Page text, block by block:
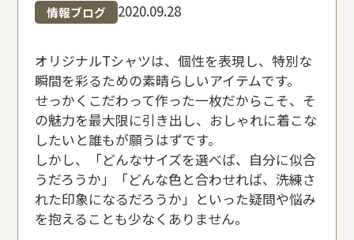
情報ブログ 2020.09.28
オリジナルTシャツは、個性を表現し、特別な
瞬間を彩るための素晴らしいアイテムです。
せっかくこだわって作った一枚だからこそ、そ
の魅力を最大限に引き出し、おしゃれに着こな
したいと誰もが願うはずです。
しかし、「どんなサイズを選べば、自分に似合
うだろうか」「どんな色と合わせれば、洗練さ
れた印象になるだろうか」といった疑問や悩み
を抱えることも少なくありません。